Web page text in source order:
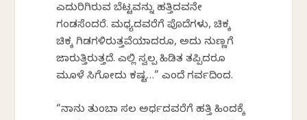
ಎದುರಿಗಿರುವ ಬೆಟ್ಟವನ್ನು ಹತ್ತಿದವನೇ
ಗಂಡಸೆಂದರೆ. ಮಧ್ಯದವರೆಗೆ ಪೊದೆಗಳು, ಚಿಕ್ಕ
ಚಿಕ್ಕ ಗಿಡಗಳಿರುತ್ತವೆಯಾದರೂ, ಅದು ನುಣ್ಣಗೆ
ಜಾರುತ್ತಿರುತ್ತದೆ. ಎಲ್ಲಿ ಸ್ವಲ್ಪ ಹಿಡಿತ ತಪ್ಪಿದರೂ
ಮೂಳೆ ಸಿಗೋದು ಕಷ್ಟ…” ಎಂದೆ ಗರ್ವದಿಂದ.
“ನಾನು ತುಂಬಾ ಸಲ ಅರ್ಧದವರೆಗೆ ಹತ್ತಿ ಹಿಂದಕ್ಕೆ